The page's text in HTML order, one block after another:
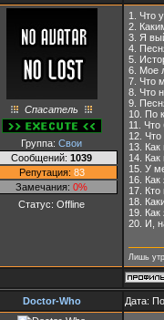
Спасатель
Группа: Свои
Сообщений: 1039
Репутация: 83
Замечания: 0%
Статус: Offline
1. Что
2.
3. Я
4.
5.
6. Мое
7. Что
8. Что
9.
10. По
11.
12.
13.
14.
15. У
16.
17.
18.
19.
20. И,
Лишь
Doctor-Who Дата: